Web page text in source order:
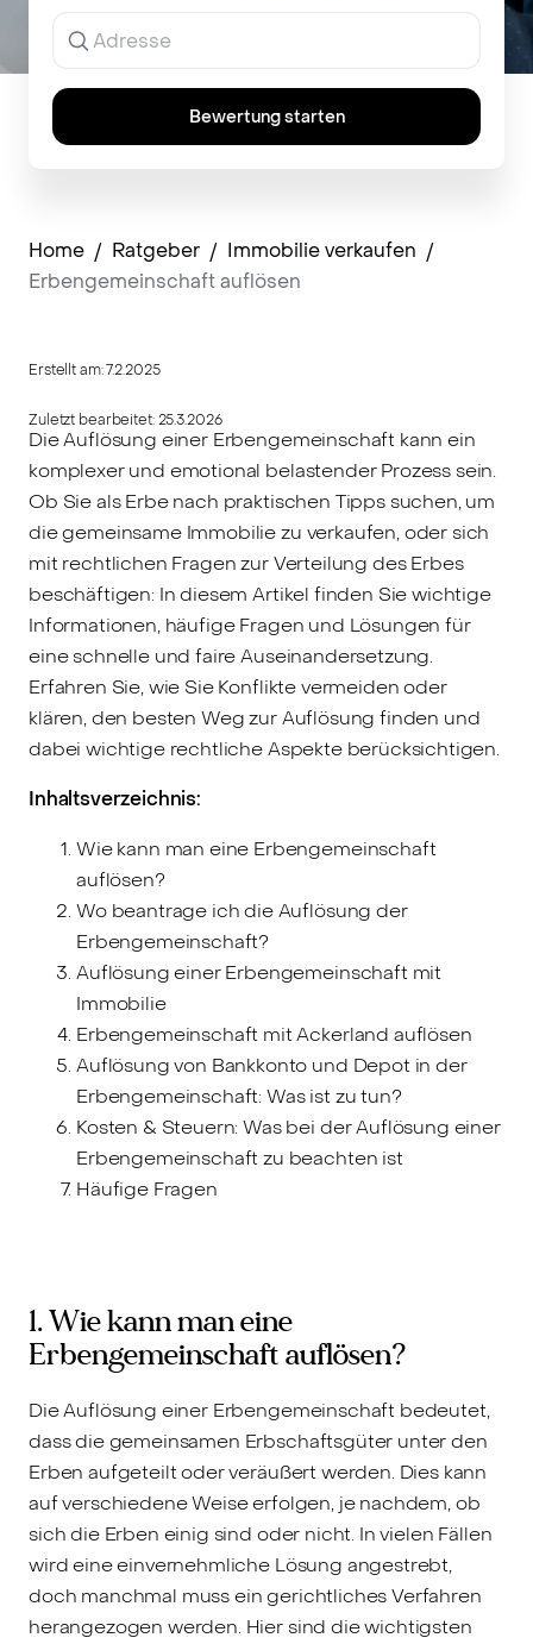
werden
der
Eingabe
angezeigt.
Bewertung starten
Home / Ratgeber / Immobilie verkaufen /
Erbengemeinschaft auflösen
Erstellt am:7.2.2025
Zuletzt bearbeitet:25.3.2026
Die Auflösung einer Erbengemeinschaft kann ein
komplexer und emotional belastender Prozess sein.
Ob Sie als Erbe nach praktischen Tipps suchen, um
die gemeinsame Immobilie zu verkaufen, oder sich
mit rechtlichen Fragen zur Verteilung des Erbes
beschäftigen: In diesem Artikel finden Sie wichtige
Informationen, häufige Fragen und Lösungen für
eine schnelle und faire Auseinandersetzung.
Erfahren Sie, wie Sie Konflikte vermeiden oder
klären, den besten Weg zur Auflösung finden und
dabei wichtige rechtliche Aspekte berücksichtigen.
Inhaltsverzeichnis:
Wie kann man eine Erbengemeinschaft
auflösen?
Wo beantrage ich die Auflösung der
Erbengemeinschaft?
Auflösung einer Erbengemeinschaft mit
Immobilie
Erbengemeinschaft mit Ackerland auflösen
Auflösung von Bankkonto und Depot in der
Erbengemeinschaft: Was ist zu tun?
Kosten & Steuern: Was bei der Auflösung einer
Erbengemeinschaft zu beachten ist
Häufige Fragen
1. Wie kann man eine
Erbengemeinschaft auflösen?
Die Auflösung einer Erbengemeinschaft bedeutet,
dass die gemeinsamen Erbschaftsgüter unter den
Erben aufgeteilt oder veräußert werden. Dies kann
auf verschiedene Weise erfolgen, je nachdem, ob
sich die Erben einig sind oder nicht. In vielen Fällen
wird eine einvernehmliche Lösung angestrebt,
doch manchmal muss ein gerichtliches Verfahren
herangezogen werden. Hier sind die wichtigsten